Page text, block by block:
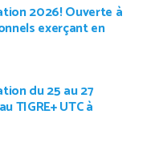
2026! Ouverte à
exerçant en
du 25 au 27
TIGRE+ UTC à